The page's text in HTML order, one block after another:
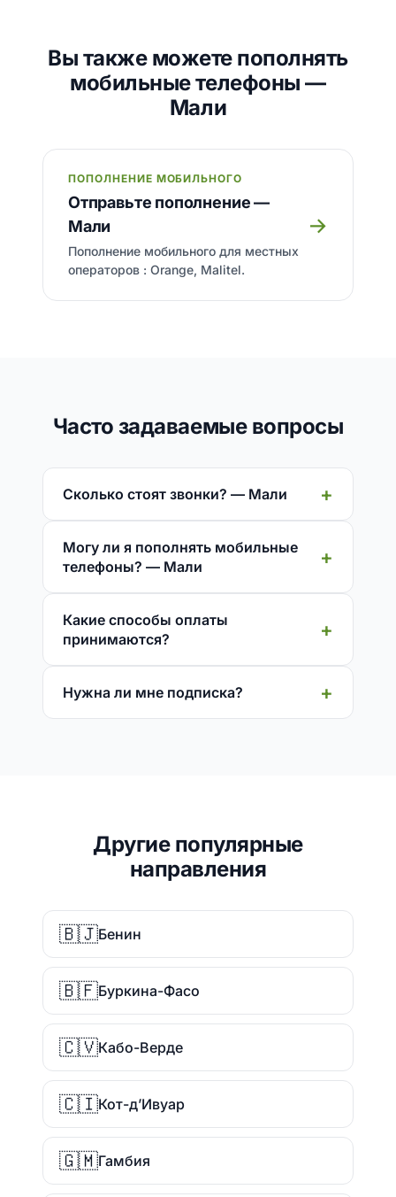
Вы также можете пополнять
мобильные телефоны —
Мали
ПОПОЛНЕНИЕ МОБИЛЬНОГО
Отправьте пополнение —
Мали
Пополнение мобильного для местных
операторов : Orange, Malitel.
→
Часто задаваемые вопросы
Сколько стоят звонки? — Мали
Могу ли я пополнять мобильные
телефоны? — Мали
Какие способы оплаты
принимаются?
Нужна ли мне подписка?
Другие популярные
направления
🇧🇯Бенин
🇧🇫Буркина-Фасо
🇨🇻Кабо-Верде
🇨🇮Кот-д’Ивуар
🇬🇲Гамбия